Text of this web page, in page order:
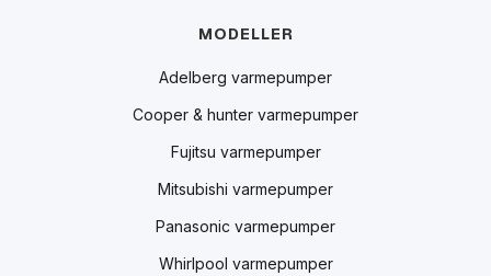
MODELLER
Adelberg varmepumper
Cooper & hunter varmepumper
Fujitsu varmepumper
Mitsubishi varmepumper
Panasonic varmepumper
Whirlpool varmepumper